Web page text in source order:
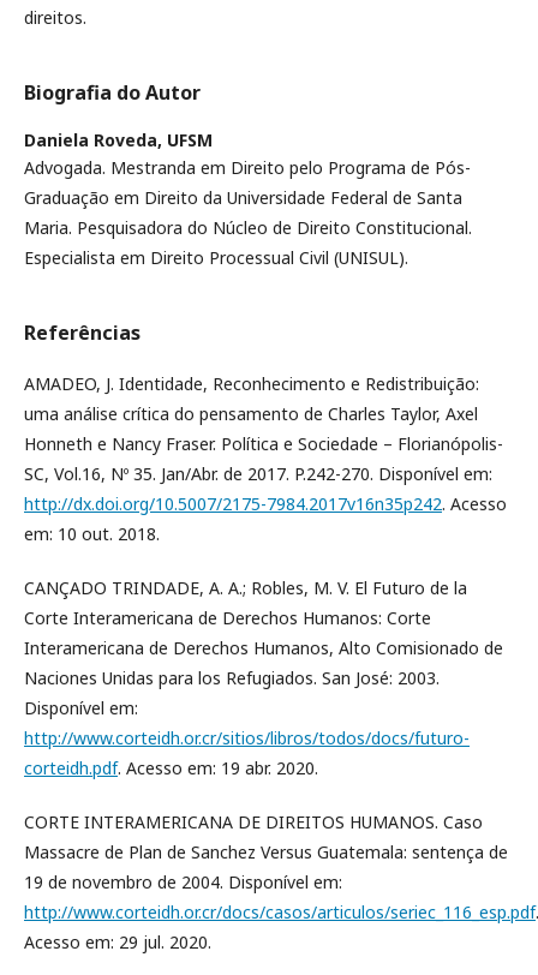
direitos.
Biografia do Autor
Daniela Roveda, UFSM
Advogada. Mestranda em Direito pelo Programa de Pós-
Graduação em Direito da Universidade Federal de Santa
Maria. Pesquisadora do Núcleo de Direito Constitucional.
Especialista em Direito Processual Civil (UNISUL).
Referências
AMADEO, J. Identidade, Reconhecimento e Redistribuição:
uma análise crítica do pensamento de Charles Taylor, Axel
Honneth e Nancy Fraser. Política e Sociedade – Florianópolis-
SC, Vol.16, Nº 35. Jan/Abr. de 2017. P.242-270. Disponível em:
http://dx.doi.org/10.5007/2175-7984.2017v16n35p242. Acesso
em: 10 out. 2018.
CANÇADO TRINDADE, A. A.; Robles, M. V. El Futuro de la
Corte Interamericana de Derechos Humanos: Corte
Interamericana de Derechos Humanos, Alto Comisionado de
Naciones Unidas para los Refugiados. San José: 2003.
Disponível em:
http://www.corteidh.or.cr/sitios/libros/todos/docs/futuro-
corteidh.pdf. Acesso em: 19 abr. 2020.
CORTE INTERAMERICANA DE DIREITOS HUMANOS. Caso
Massacre de Plan de Sanchez Versus Guatemala: sentença de
19 de novembro de 2004. Disponível em:
http://www.corteidh.or.cr/docs/casos/articulos/seriec_116_esp.pdf.
Acesso em: 29 jul. 2020.